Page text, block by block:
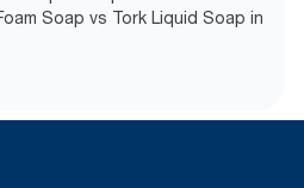
Soap vs Tork Liquid Soap in